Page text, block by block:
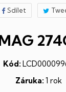
Sdílet
Kód:
Záruka: 1 rok